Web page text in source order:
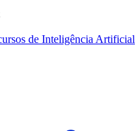
de Inteligência Artificial